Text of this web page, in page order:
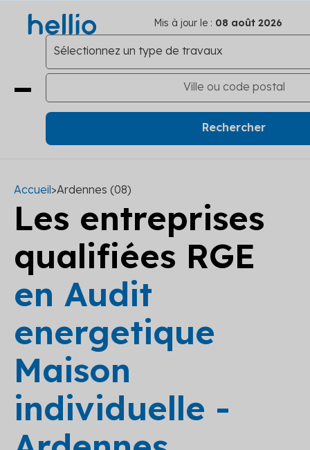
Mis à jour le : 08 août 2026
Accueil>Ardennes (08)
Les entreprises
qualifiées RGE
en Audit
energetique
Maison
individuelle -